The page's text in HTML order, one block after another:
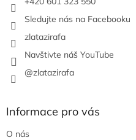
Sledujte nás na Facebooku
zlatazirafa
Navštivte náš YouTube
@zlatazirafa
Informace pro vás
O nás